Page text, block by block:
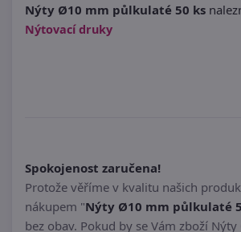
Nýty Ø10 mm půlkulaté 50 ks
Nýtovací druky
Spokojenost zaručena!
Protože věříme v kvalitu našich
nákupem "Nýty Ø10 mm půlkulaté
bez obav. Pokud by se Vám zboží